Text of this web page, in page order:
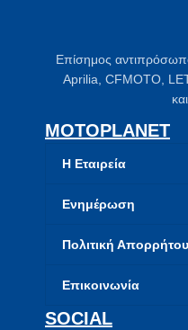
Επίσημος
Aprilia, CFMOTO,
MOTOPLANET
Η Εταιρεία
Ενημέρωση
Πολιτική
Επικοινωνία
SOCIAL